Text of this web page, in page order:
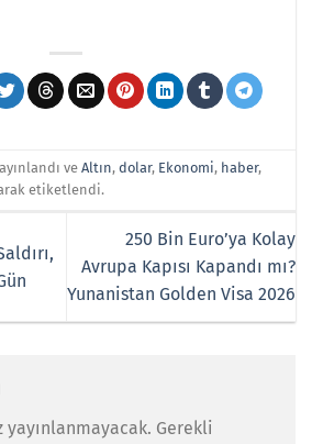
veAltın,dolar, Ekonomi, haber,
etiketlendi.
250 Bin Euro’ya Kolay
Avrupa Kapısı Kapandı mı?
Yunanistan Golden Visa 2026
Gerekli